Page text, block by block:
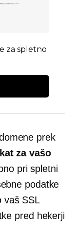
za spletno
prek
za vašo
pri spletni
podatke
vaš SSL
pred hekerji